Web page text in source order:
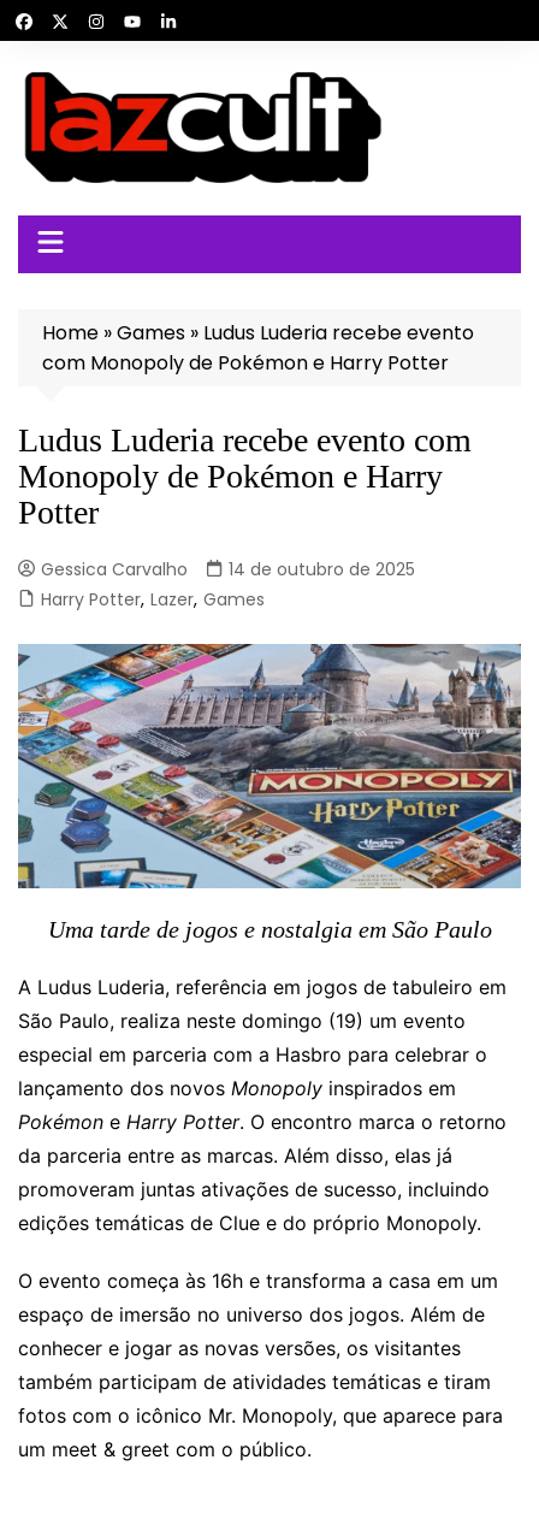
para
conteúdo
Home »Games » Ludus Luderia recebe evento
com Monopoly de Pokémon e Harry Potter
Ludus Luderia recebe evento com
Monopoly de Pokémon e Harry
Potter
Gessica Carvalho
14 de outubro de 2025
Harry Potter, Lazer, Games
Uma tarde de jogos e nostalgia em São Paulo
A Ludus Luderia, referência em jogos de tabuleiro em
São Paulo, realiza neste domingo (19) um evento
especial em parceria com a Hasbro para celebrar o
lançamento dos novos Monopoly inspirados em
Pokémon e Harry Potter. O encontro marca o retorno
da parceria entre as marcas. Além disso, elas já
promoveram juntas ativações de sucesso, incluindo
edições temáticas de Clue e do próprio Monopoly.
O evento começa às 16h e transforma a casa em um
espaço de imersão no universo dos jogos. Além de
conhecer e jogar as novas versões, os visitantes
também participam de atividades temáticas e tiram
fotos com o icônico Mr. Monopoly, que aparece para
um meet & greet com o público.